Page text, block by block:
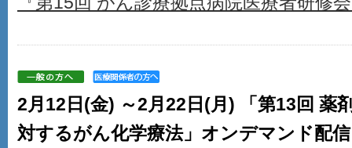
2月12日(金) ～2月22日(月) 「第13回 薬
対するがん化学療法」オンデマンド配